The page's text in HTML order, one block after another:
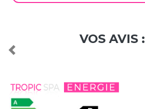
VOS AVIS :
Previous